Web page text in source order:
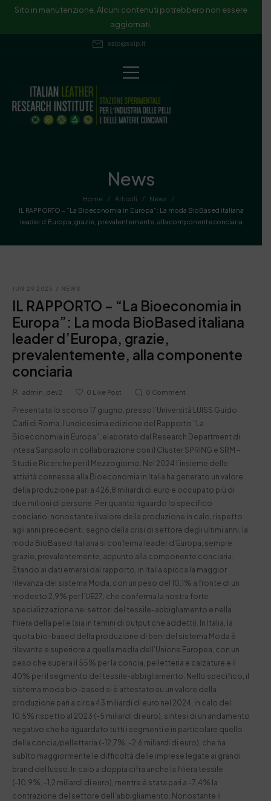
Sito in manutenzione. Alcuni contenuti potrebbero non essere
aggiornati.
ssip@ssip.it
News
Home / Articoli / News
/
IL RAPPORTO – “La Bioeconomia in Europa”: La moda BioBased italiana
leader d’Europa, grazie, prevalentemente, alla componente conciaria
JUN 29 2025 / NEWS
IL RAPPORTO – “La Bioeconomia in
Europa”: La moda BioBased italiana
leader d’Europa, grazie,
prevalentemente, alla componente
conciaria
admin_dev2 0 Like Post 0 Comment
Presentata lo scorso 17 giugno, presso l’Università LUISS Guido
Carli di Roma, l’undicesima edizione del Rapporto “La
Bioeconomia in Europa”, elaborato dal Research Department di
Intesa Sanpaolo in collaborazione con il Cluster SPRING e SRM –
Studi e Ricerche per il Mezzogiorno. Nel 2024 l’insieme delle
attività connesse alla Bioeconomia in Italia ha generato un valore
della produzione pari a 426,8 miliardi di euro e occupato più di
due milioni di persone. Per quanto riguardo lo specifico
conciario, nonostante il valore della produzione in calo, rispetto
agli anni precedenti, segno della crisi di settore degli ultimi anni, la
moda BioBased italiana si conferma leader d’Europa, sempre
grazie, prevalentemente, appunto alla componente conciaria.
Stando ai dati emersi dal rapporto, in Italia spicca la maggior
rilevanza del sistema Moda, con un peso del 10,1% a fronte di un
modesto 2,9% per l’UE27, che conferma la nostra forte
specializzazione nei settori del tessile-abbigliamento e nella
filiera della pelle (sia in temini di output che addetti). In Italia, la
quota bio-based della produzione di beni del sistema Moda è
rilevante e superiore a quella media dell’Unione Europea, con un
peso che supera il 55% per la concia, pelletteria e calzature e il
40% per il segmento del tessile-abbigliamento. Nello specifico, il
sistema moda bio-based si è attestato su un valore della
produzione pari a circa 43 miliardi di euro nel 2024, in calo del
10,5% rispetto al 2023 (-5 miliardi di euro), sintesi di un andamento
negativo che ha riguardato tutti i segmenti e in particolare quello
della concia/pelletteria (-12,7%, -2,6 miliardi di euro), che ha
subìto maggiormente le difficoltà delle imprese legate ai grandi
brand del lusso. In calo a doppia cifra anche la filiera tessile
(-10,9%, -1,2 miliardi di euro), mentre è stata pari a -7,4% la
contrazione del settore dell’abbigliamento. Nonostante il